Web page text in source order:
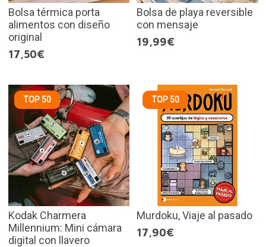
Bolsa térmica porta
alimentos con diseño
original
17,50€
Bolsa de playa reversible
con mensaje
19,99€
TOP 50
Kodak Charmera
Millennium: Mini cámara
digital con llavero
TOP 50
Murdoku, Viaje al pasado
17,90€